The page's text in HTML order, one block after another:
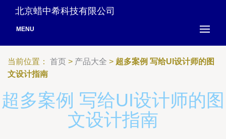
北京蜡中希科技有限公司
MENU
当前位置： 首页 > 产品大全 > 超多案例 写给UI设计师的图
文设计指南
超多案例 写给UI设计师的图
文设计指南